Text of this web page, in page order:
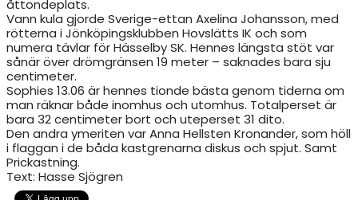
åttondeplats.
Vann kula gjorde Sverige-ettan Axelina Johansson, med
rötterna i Jönköpingsklubben Hovslätts IK och som
numera tävlar för Hässelby SK. Hennes längsta stöt var
sånär över drömgränsen 19 meter – saknades bara sju
centimeter.
Sophies 13.06 är hennes tionde bästa genom tiderna om
man räknar både inomhus och utomhus. Totalperset är
bara 32 centimeter bort och uteperset 31 dito.
Den andra ymeriten var Anna Hellsten Kronander, som höll
i flaggan i de båda kastgrenarna diskus och spjut. Samt
Prickastning.
Text: Hasse Sjögren